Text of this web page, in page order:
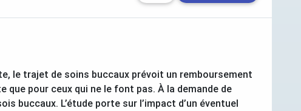
le trajet de soins buccaux prévoit un remboursement
pour ceux qui ne le font pas. À la demande de
buccaux. L’étude porte sur l’impact d’un éventuel